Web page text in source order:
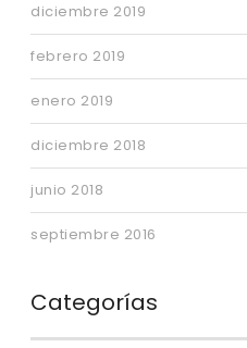
diciembre 2019
febrero 2019
enero 2019
diciembre 2018
junio 2018
septiembre 2016
Categorías